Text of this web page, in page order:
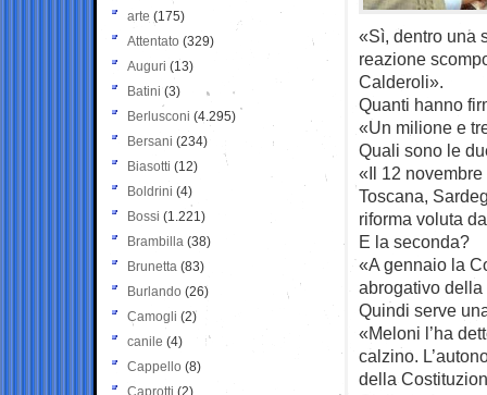
«Sì, dentro una
reazione
Calderoli».
Quanti hanno
«Un milione e
Quali sono le
«Il 12
Toscana,
riforma voluta
E la seconda?
«A gennaio la
abrogativo della
Quindi serve
«Meloni l’ha
calzino.
della
arte (175)
Attentato (329)
Auguri (13)
Batini (3)
Berlusconi (4.295)
Bersani (234)
Biasotti (12)
Boldrini (4)
Bossi (1.221)
Brambilla (38)
Brunetta (83)
Burlando (26)
Camogli (2)
canile (4)
Cappello (8)
Caprotti (2)